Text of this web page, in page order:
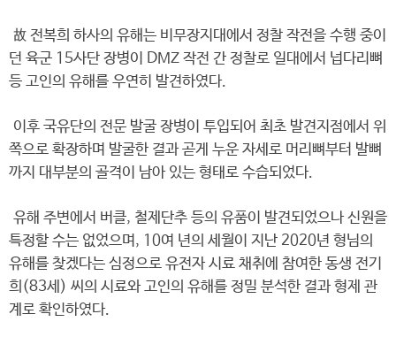
故 전복희 하사의 유해는 비무장지대에서 정찰 작전을 수행 중이
던 육군 15사단 장병이 DMZ 작전 간 정찰로 일대에서 넙다리뼈
등 고인의 유해를 우연히 발견하였다.
이후 국유단의 전문 발굴 장병이 투입되어 최초 발견지점에서 위
쪽으로 확장하며 발굴한 결과 곧게 누운 자세로 머리뼈부터 발뼈
까지 대부분의 골격이 남아 있는 형태로 수습되었다.
유해 주변에서 버클, 철제단추 등의 유품이 발견되었으나 신원을
특정할 수는 없었으며, 10여 년의 세월이 지난 2020년 형님의
유해를 찾겠다는 심정으로 유전자 시료 채취에 참여한 동생 전기
희(83세) 씨의 시료와 고인의 유해를 정밀 분석한 결과 형제 관
계로 확인하였다.